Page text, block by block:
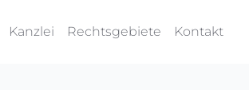
Kanzlei Rechtsgebiete Kontakt